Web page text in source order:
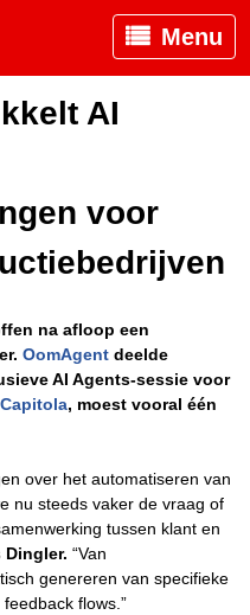
Menu
AI
voor
na afloop een
OomAgent deelde
AI Agents-sessie voor
Capitola, moest vooral één
over het automatiseren van
nu steeds vaker de vraag of
tussen klant en
Dingler. “Van
genereren van specifieke
flows.”